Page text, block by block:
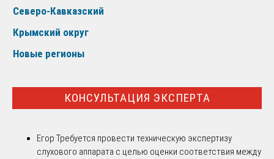
Северо-Кавказский
Крымский округ
Новые регионы
КОНСУЛЬТАЦИЯ ЭКСПЕРТА
Егор Требуется провести техническую экспертизу
слухового аппарата с целью оценки соответствия между